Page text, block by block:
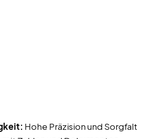
Hohe Präzision und Sorgfalt